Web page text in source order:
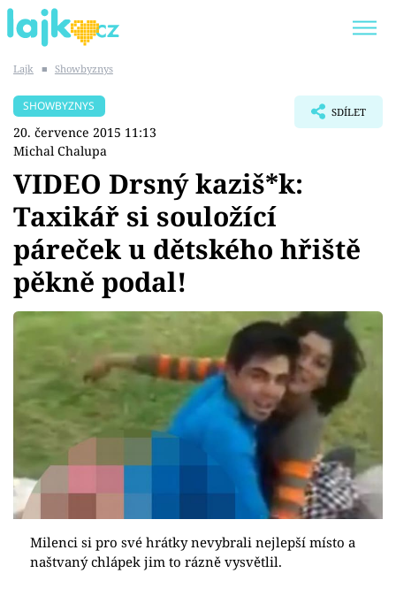
SHOPAHOLICADEL
Témata
Showbyznys
Youtubeři
Virály
Sex a vztahy
Videa
Sledujte prima+
Přihlášení
Lajk ■ Showbyznys
SHOWBYZNYS
20. července 2015 11:13
Michal Chalupa
SDÍLET
VIDEO Drsný kaziš*k:
Taxikář si souložící
páreček u dětského hřiště
pěkně podal!
Milenci si pro své hrátky nevybrali nejlepší místo a
naštvaný chlápek jim to rázně vysvětlil.